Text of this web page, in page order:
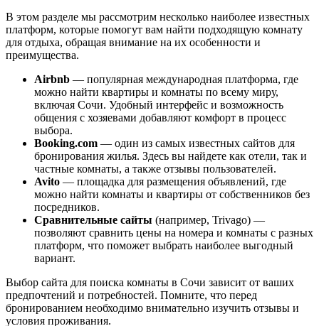
В этом разделе мы рассмотрим несколько наиболее известных
платформ, которые помогут вам найти подходящую комнату
для отдыха, обращая внимание на их особенности и
преимущества.
Airbnb — популярная международная платформа, где
можно найти квартиры и комнаты по всему миру,
включая Сочи. Удобный интерфейс и возможность
общения с хозяевами добавляют комфорт в процесс
выбора.
Booking.com — один из самых известных сайтов для
бронирования жилья. Здесь вы найдете как отели, так и
частные комнаты, а также отзывы пользователей.
Avito — площадка для размещения объявлений, где
можно найти комнаты и квартиры от собственников без
посредников.
Сравнительные сайты (например, Trivago) —
позволяют сравнить цены на номера и комнаты с разных
платформ, что поможет выбрать наиболее выгодный
вариант.
Выбор сайта для поиска комнаты в Сочи зависит от ваших
предпочтений и потребностей. Помните, что перед
бронированием необходимо внимательно изучить отзывы и
условия проживания.